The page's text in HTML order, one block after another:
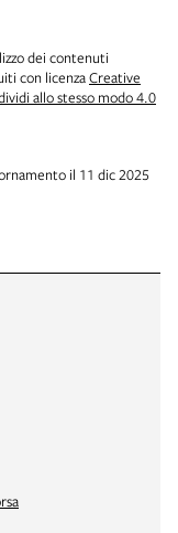
dei contenuti
con licenzaCreative
allo stesso modo 4.0
il 11 dic 2025